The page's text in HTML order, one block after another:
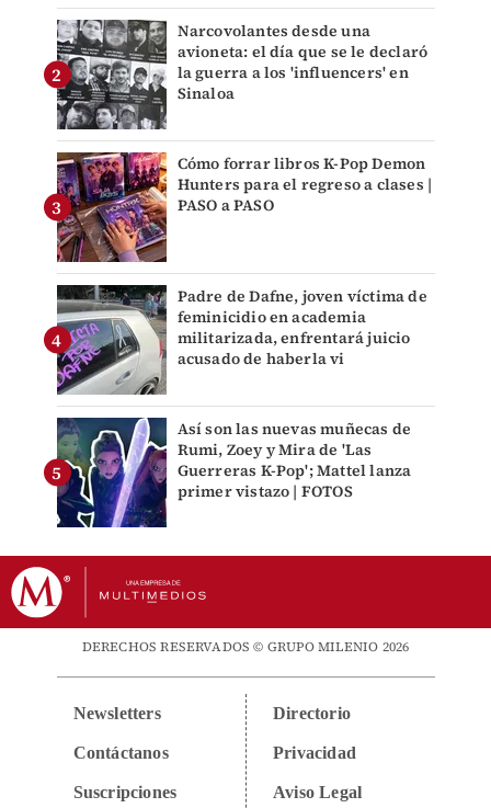
Narcovolantes desde una
avioneta: el día que se le declaró
la guerra a los 'influencers' en
Sinaloa
Cómo forrar libros K-Pop Demon
Hunters para el regreso a clases |
PASO a PASO
Padre de Dafne, joven víctima de
feminicidio en academia
militarizada, enfrentará juicio
acusado de haberla vi
Así son las nuevas muñecas de
Rumi, Zoey y Mira de 'Las
Guerreras K-Pop'; Mattel lanza
primer vistazo | FOTOS
DERECHOS RESERVADOS © GRUPO MILENIO 2026
Newsletters
Contáctanos
Suscripciones
Directorio
Privacidad
Aviso Legal